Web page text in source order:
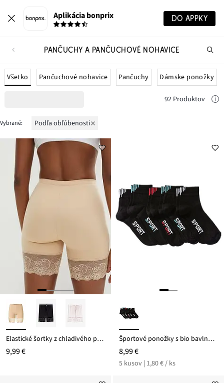
Aplikácia bonprix DO APPKY
PANČUCHY A PANČUCHOVÉ NOHAVICE
Všetko Pančuchové nohavice Pančuchy Dámske ponožky
92 Produktov
Vybrané: podľa obľúbenosti
Elastické šortky z chladivého polyamidu s čipkou, zabraňujú treniu
9,99 €
Športové ponožky s bio bavlnou (5 ks)
8,99 €
5 kusov | 1,80 € / ks